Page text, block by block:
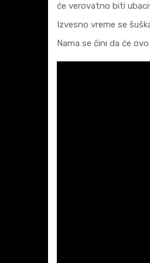
će verovatno biti
Izvesno vreme se
Nama se čini da će